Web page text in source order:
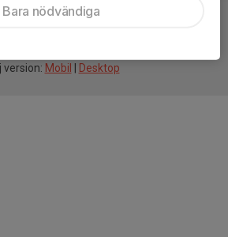
version: Mobil Desktop
Bara nödvändiga